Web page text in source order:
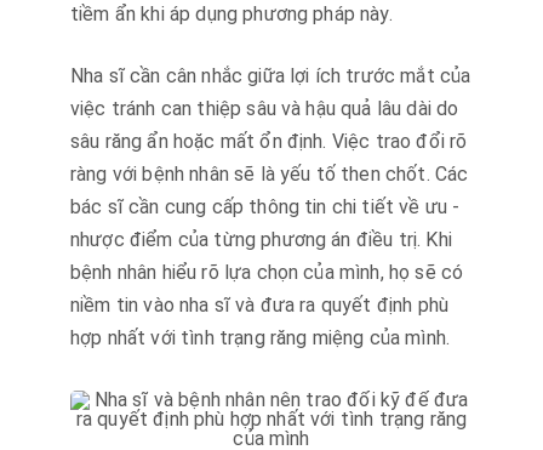
tiềm ẩn khi áp dụng phương pháp này.
Nha sĩ cần cân nhắc giữa lợi ích trước mắt của
việc tránh can thiệp sâu và hậu quả lâu dài do
sâu răng ẩn hoặc mất ổn định. Việc trao đổi rõ
ràng với bệnh nhân sẽ là yếu tố then chốt. Các
bác sĩ cần cung cấp thông tin chi tiết về ưu -
nhược điểm của từng phương án điều trị. Khi
bệnh nhân hiểu rõ lựa chọn của mình, họ sẽ có
niềm tin vào nha sĩ và đưa ra quyết định phù
hợp nhất với tình trạng răng miệng của mình.